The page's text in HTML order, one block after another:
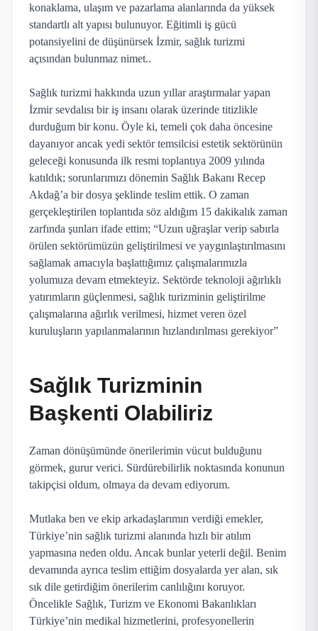
konaklama, ulaşım ve pazarlama alanlarında da yüksek
standartlı alt yapısı bulunuyor. Eğitimli iş gücü
potansiyelini de düşünürsek İzmir, sağlık turizmi
açısından bulunmaz nimet..
Sağlık turizmi hakkında uzun yıllar araştırmalar yapan
İzmir sevdalısı bir iş insanı olarak üzerinde titizlikle
durduğum bir konu. Öyle ki, temeli çok daha öncesine
dayanıyor ancak yedi sektör temsilcisi estetik sektörünün
geleceği konusunda ilk resmi toplantıya 2009 yılında
katıldık; sorunlarımızı dönemin Sağlık Bakanı Recep
Akdağ’a bir dosya şeklinde teslim ettik. O zaman
gerçekleştirilen toplantıda söz aldığım 15 dakikalık zaman
zarfında şunları ifade ettim; “Uzun uğraşlar verip sabırla
örülen sektörümüzün geliştirilmesi ve yaygınlaştırılmasını
sağlamak amacıyla başlattığımız çalışmalarımızla
yolumuza devam etmekteyiz. Sektörde teknoloji ağırlıklı
yatırımların güçlenmesi, sağlık turizminin geliştirilme
çalışmalarına ağırlık verilmesi, hizmet veren özel
kuruluşların yapılanmalarının hızlandırılması gerekiyor”
Sağlık Turizminin
Başkenti Olabiliriz
Zaman dönüşümünde önerilerimin vücut bulduğunu
görmek, gurur verici. Sürdürebilirlik noktasında konunun
takipçisi oldum, olmaya da devam ediyorum.
Mutlaka ben ve ekip arkadaşlarımın verdiği emekler,
Türkiye’nin sağlık turizmi alanında hızlı bir atılım
yapmasına neden oldu. Ancak bunlar yeterli değil. Benim
devamında ayrıca teslim ettiğim dosyalarda yer alan, sık
sık dile getirdiğim önerilerim canlılığını koruyor.
Öncelikle Sağlık, Turizm ve Ekonomi Bakanlıkları
Türkiye’nin medikal hizmetlerini, profesyonellerin